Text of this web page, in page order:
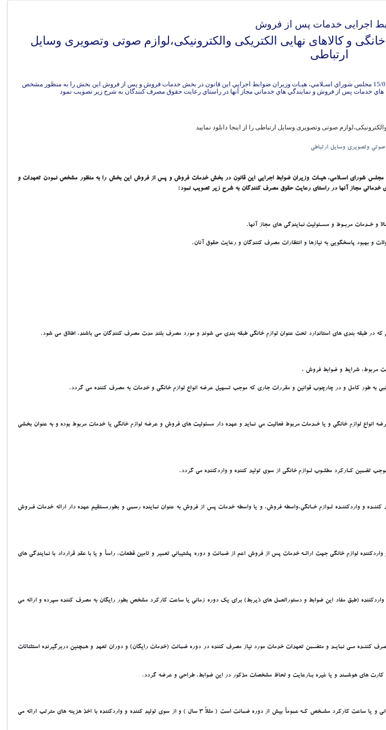
اجرایی خدمات پس از فروش
و کالاهای نهایی الکتریکی والکترونیکی،لوازم صوتی وتصویری وسایل
ارتباطی
با استناد به مفاد ماده 4 و اختيارات ماده 12 قانون حمايت از حقوق مصرف کنندگان مصوب 15/07/1388 مجلس شوراي اسـلامي، هيـات وزيران ضوابط اجرايي اين قانون در بخش خدمات فروش و پس از فروش اين بخش را به منظور مشخص
صوتی وتصویری وسایل ارتباطی را از اینجا دانلود نمایید
صوتی وتصویری وسایل ارتباطی
با استناد به مفاد ماده 4 و اختيارات ماده 12 قانون حمايت از حقوق مصرف کنندگان مصوب 15/07/1388 مجلس شوراي اسـلامي، هيـات وزيران ضوابط اجرايي اين قانون در بخش خدمات فروش و پس از فروش اين بخش را به منظور مشخص نمودن تعهدات و
مجاز آنها در راستاي رعايت حقوق مصرف کنندگان به شرح زير تصويب نمود:
خـدمات مربـوط و مسـئوليت نمايندگي هاي مجاز آنها.
و بهبود پاسخگويي به نيازها و انتظارات مصرف کنندگان و رعايت حقوق آنان.
که در طبقه بندي هاي استاندارد تحت عنوان لوازم خانگي طبقه بندي مي شوند و مورد مصرف بلند مدت مصرف کنندگان مي باشند، اطلاق مي شود.
مربوط، شرايط و ضوابط فروش ،
به طور کامل و در چارچوب قوانين و مقررات جاري که موجب تسهيل عرضه انواع لوازم خانگي و خدمات به مصرف کننده مي گردد.
انواع لوازم خانگي و يا خـدمات مربوط فعاليت مي نمايد و عهده دار مسئوليت هاي فروش و عرضه لوازم خانگي يا خدمات مربوط بوده و به عنوان بخشي
تضمين کـارکرد مطلـوب لـوازم خانگي از سوي توليد کننده و واردکننده مي گردد.
و واردکننـده لـوازم خـانگي،واسطه فروش، و يا واسطه خدمات پس از فروش به عنوان نماينده رسمي و بطورمستقيم عهده دار ارائه خدمات فـروش
لوازم خانگي جهت ارائـه خدمات پس از فروش اعم از ضمانت و دوره پشتيباني تعمير و تامين قطعات، راساً و يا با عقد قرارداد با نمايندگي هاي
واردکننده (طبق مفاد اين ضوابط و دستورالعمل هاي ذيربط) براي يک دوره زماني يا ساعت کارکرد مشخص بطور رايگان به مصرف کننده سپرده و ارائه مي
کننـده مـي نمايـد و متضـمن تعهدات خدمات مورد نياز مصرف کننده در دوره ضمانت (خدمات رايگان) و دوران تعهد و همچنين دربرگيرنده استثنائات
هاي هوشمند و يا غيره بـارعايت و لحاظ مشخصات مذکور در اين ضوابط، طراحي و عرضه گردد.
به مجموعه تعهدات خدماتي از قبيل تعميرات، تامين لوازم يدکي و پشتيباني لوازم خانگي براي يک دوره زماني و يا ساعت کارکرد مشـخص کـه عموماً بيش از دوره ضمانت است ( مثلاً 3 سال ) و از سوي توليد کننده و واردکننده با اخذ هزينه هاي مترتب ارائه مي